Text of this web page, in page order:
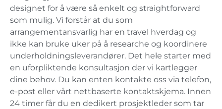
designet for å være så enkelt og straightforward
som mulig. Vi forstår at du som
arrangementansvarlig har en travel hverdag og
ikke kan bruke uker på å researche og koordinere
underholdningsleverandører. Det hele starter med
en uforpliktende konsultasjon der vi kartlegger
dine behov. Du kan enten kontakte oss via telefon,
e-post eller vårt nettbaserte kontaktskjema. Innen
24 timer får du en dedikert prosjektleder som tar